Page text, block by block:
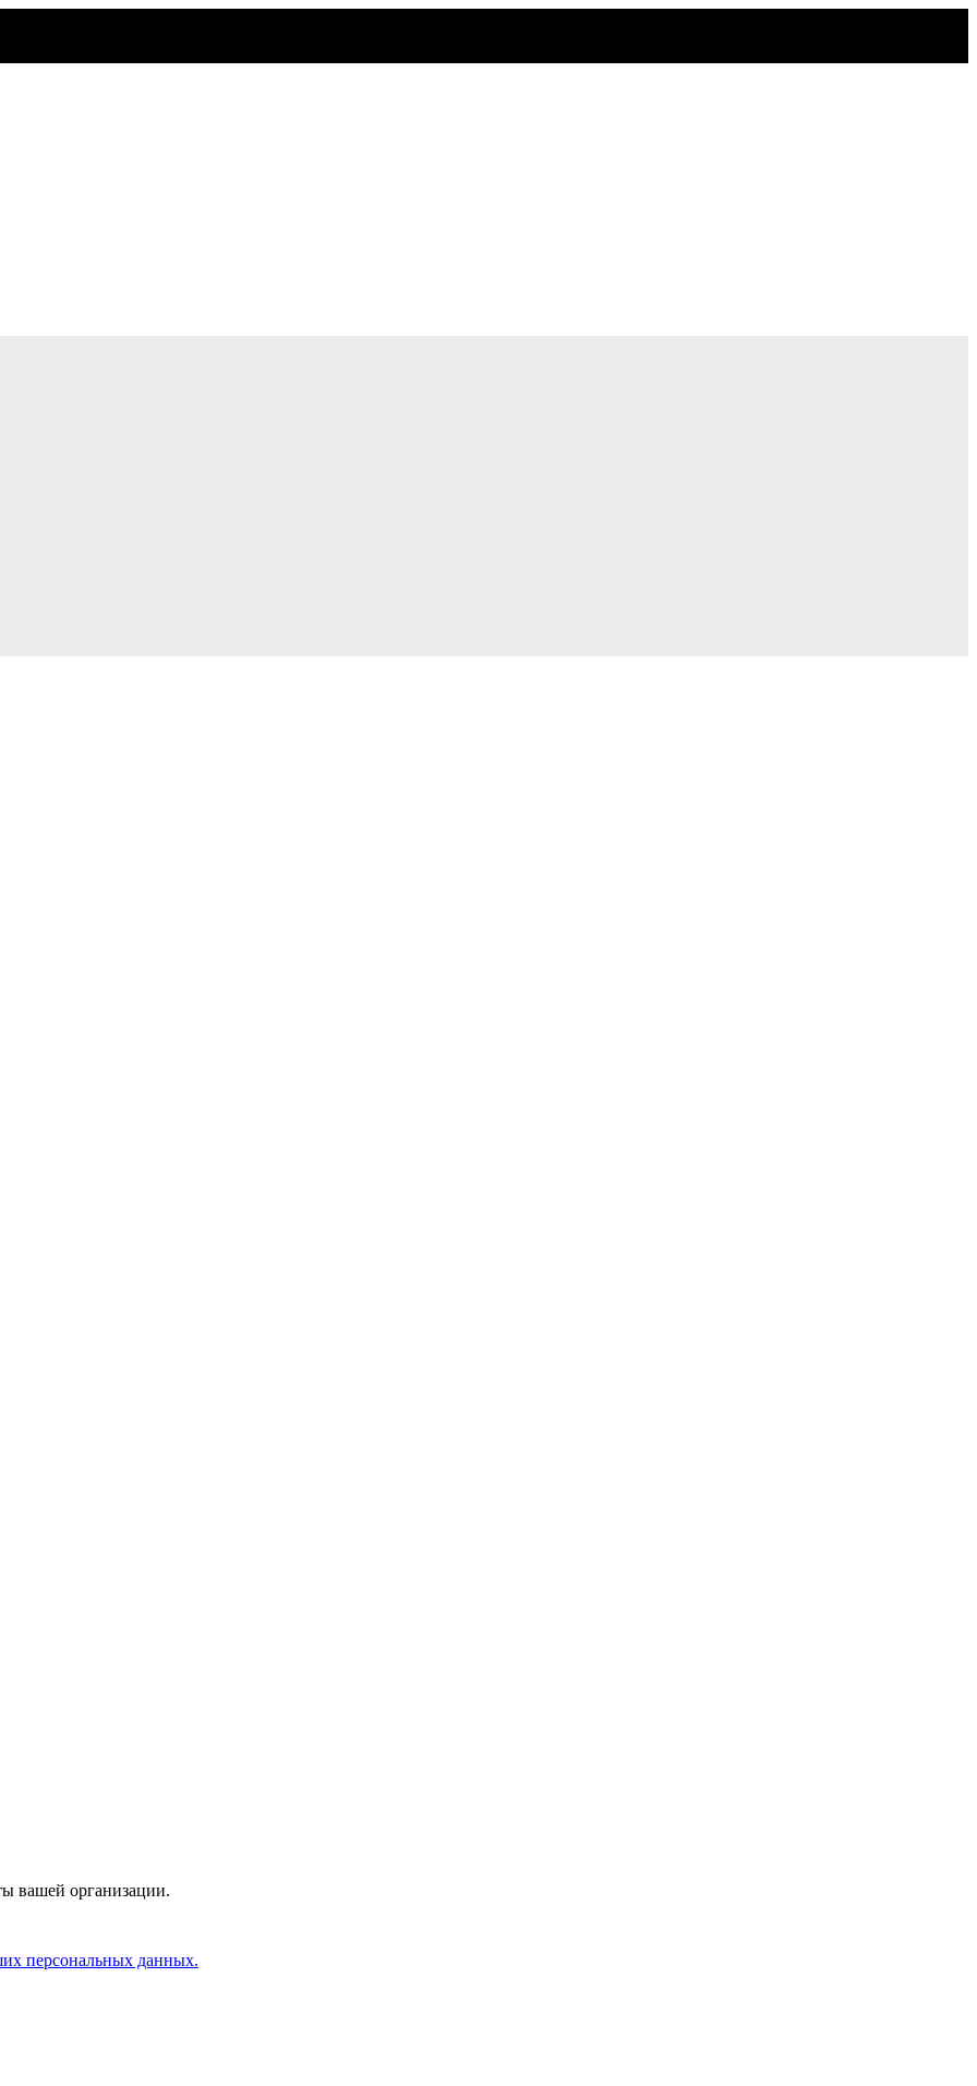
вашей организации.
персональных данных.